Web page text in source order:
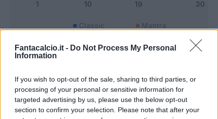
Fantacalcio.it - Do Not Process My Personal
Information
If you wish to opt-out of the sale, sharing to third parties, or
processing of your personal or sensitive information for
targeted advertising by us, please use the below opt-out
section to confirm your selection. Please note that after your
Classic Mantra
Riepilogo stagione
Titolare
Entrato 0 - 0
Squalificato